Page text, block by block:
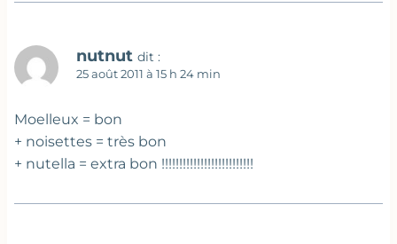
nutnut dit :
25 août 2011 à 15 h 24 min
Moelleux = bon
+ noisettes = très bon
+ nutella = extra bon !!!!!!!!!!!!!!!!!!!!!!!!!!